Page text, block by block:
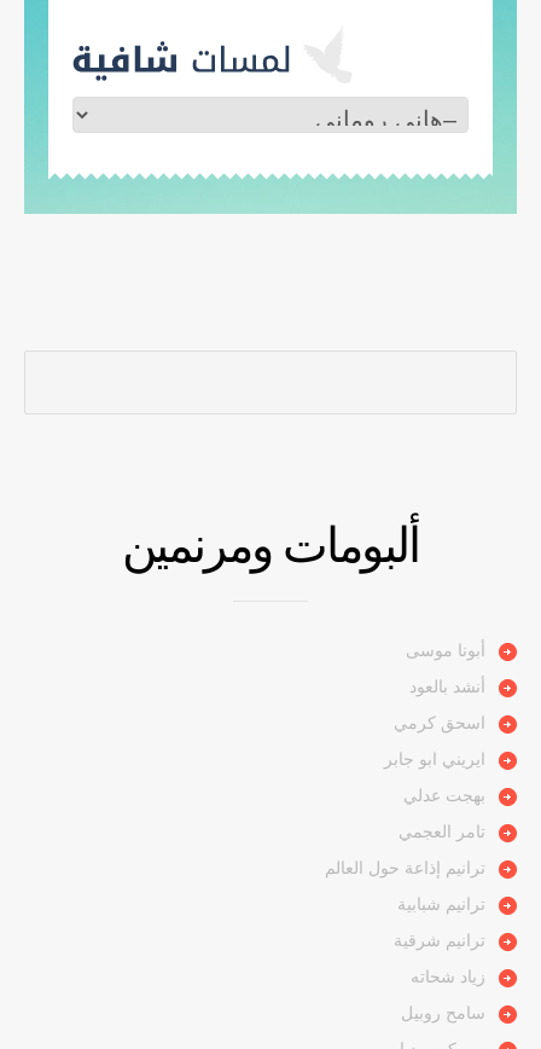
ألبومات ومرنمين
أبونا موسى
أنشد بالعود
اسحق كرمي
ايريني ابو جابر
بهجت عدلي
تامر العجمي
ترانيم إذاعة حول العالم
ترانيم شبابية
ترانيم شرقية
زياد شحاته
سامح روبيل